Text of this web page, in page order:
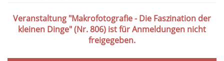
Veranstaltung "Makrofotografie - Die Faszination der
kleinen Dinge" (Nr. 806) ist für Anmeldungen nicht
freigegeben.